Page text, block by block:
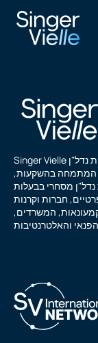
Singer Vielle היא סוכנות השקעות נדל"ן
המתמחה בהשקעות,
מסחרי בבעלות
חברות וקרנות
המשרדים,